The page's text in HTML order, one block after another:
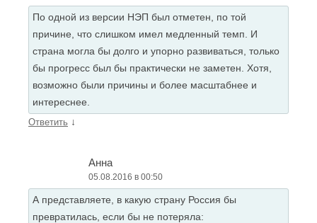
По одной из версии НЭП был отметен, по той
причине, что слишком имел медленный темп. И
страна могла бы долго и упорно развиваться, только
бы прогресс был бы практически не заметен. Хотя,
возможно были причины и более масштабнее и
интереснее.
Ответить ↓
Анна
05.08.2016 в 00:50
А представляете, в какую страну Россия бы
превратилась, если бы не потеряла: